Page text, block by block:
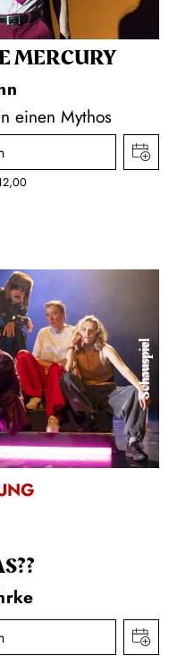
MERCURY
einen Mythos
Schauspiel